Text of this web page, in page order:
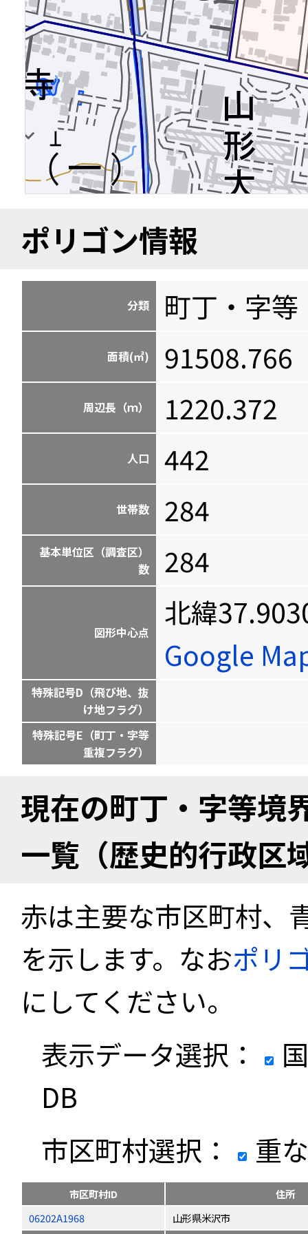
ポリゴン情報
分類 町丁・字等
面積(㎡) 91508.766
周辺長（ｍ） 1220.372
人口 442
世帯数 284
基本単位区（調査区）
数
284
図形中心点
北緯
Google
特殊記号D（飛び地、抜
け地フラグ）
特殊記号E（町丁・字等
重複フラグ）
現在の町丁・字等境
一覧（歴史的行政区
赤は主要な市区町村、
を示します。なおポリ
にしてください。
表示データ選択：
DB
市区町村選択：
重
市区町村ID
住所
06202A1968
山形県米沢市